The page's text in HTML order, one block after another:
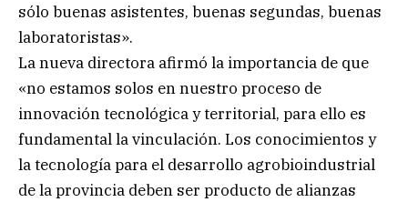
sólo buenas asistentes, buenas segundas, buenas
laboratoristas».
La nueva directora afirmó la importancia de que
«no estamos solos en nuestro proceso de
innovación tecnológica y territorial, para ello es
fundamental la vinculación. Los conocimientos y
la tecnología para el desarrollo agrobioindustrial
de la provincia deben ser producto de alianzas